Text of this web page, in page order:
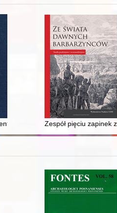
diecezja chełmińska a II
Zespół pięciu zapinek